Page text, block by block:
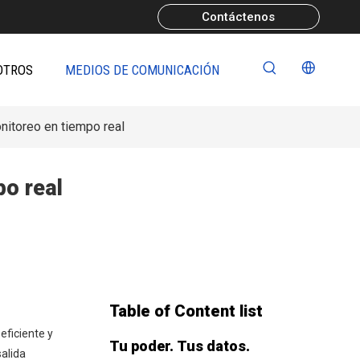
Contáctenos
MEDIOS DE COMUNICACIÓN
en tiempo real
real
y
Table of Content list
Tu poder. Tus datos.